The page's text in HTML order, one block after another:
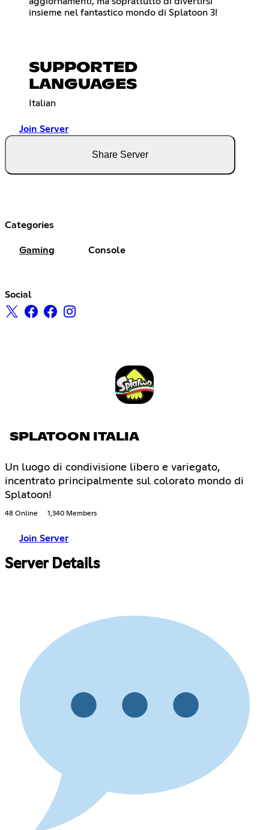
insieme nel fantastico mondo di Splatoon 3!
SUPPORTED
LANGUAGES
Italian
Join Server
Share Server
Categories
Gaming Console
Social
SPLATOON ITALIA
Un luogo di condivisione libero e variegato,
incentrato principalmente sul colorato mondo di
Splatoon!
48 Online 1,340 Members
Join Server
Server Details